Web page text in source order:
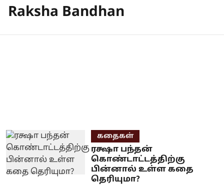
Raksha Bandhan
கதைகள்
ரக்ஷா பந்தன்
கொண்டாட்டத்திற்கு
பின்னால் உள்ள கதை
தெரியுமா?